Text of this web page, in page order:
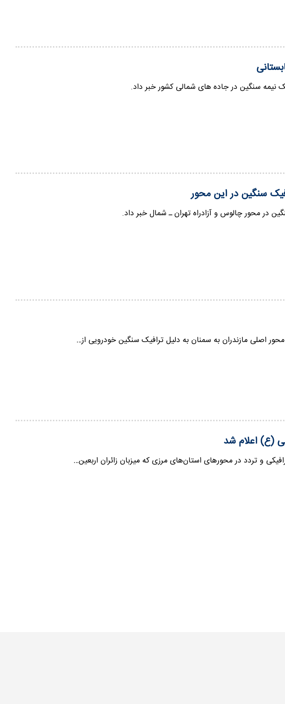
نیمه سنگین در جاده های شمالی کشور خبر داد.
سنگین در این محور
در محور چالوس و آزادراه تهران ـ شمال خبر داد.
اصلی مازندران به سمنان به دلیل ترافیک سنگین خودرویی از…
(ع) اعلام شد
و تردد در محورهای استان‌های مرزی که میزبان زائران اربعین…